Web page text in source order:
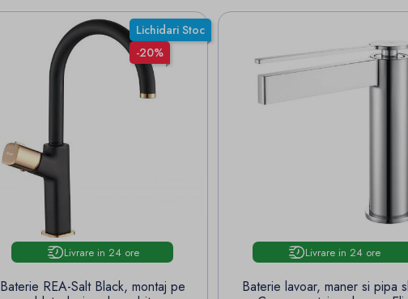
Lichidari Stoc
-20%
Livrare in 24 ore
Baterie REA-Salt Black, montaj pe
Livrare in 24 ore
Baterie lavoar, maner si pipa